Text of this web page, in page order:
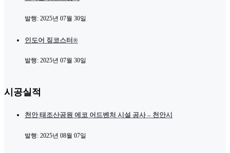
발행: 2025년 07월 30일
인도어 짚코스터®
발행: 2025년 07월 30일
시공실적
천안 태조산공원 에코 어드벤처 시설 공사 – 천안시
발행: 2025년 08월 07일